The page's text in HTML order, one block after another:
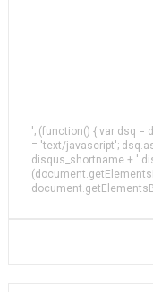
'; (function() { var dsq =
= 'text/javascript';
disqus_shortname +